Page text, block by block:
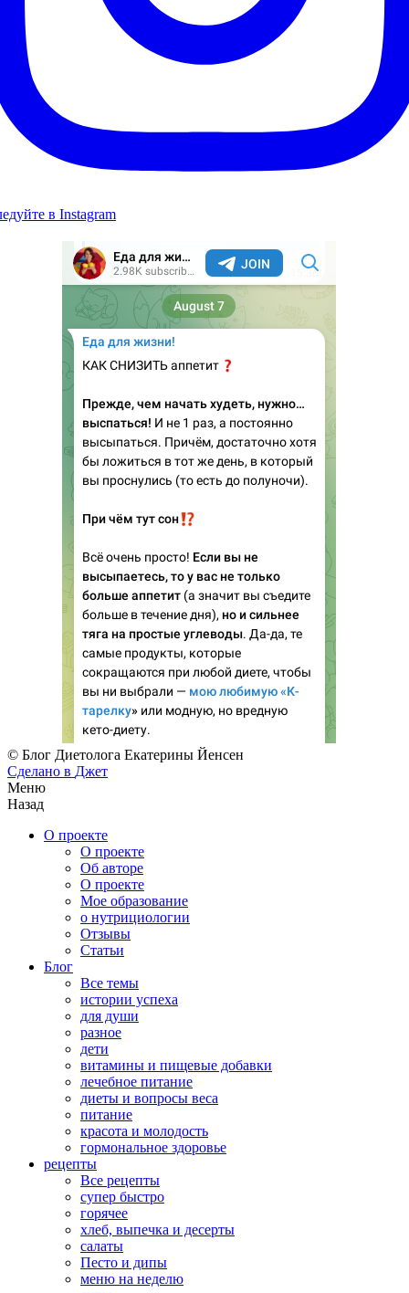
в Instagram
© Блог Диетолога Екатерины Йенсен
Сделано в Джет
Меню
Назад
О проекте
О проекте
Об авторе
О проекте
Мое образование
о нутрициологии
Отзывы
Статьи
Блог
Все темы
истории успеха
для души
разное
дети
витамины и пищевые добавки
лечебное питание
диеты и вопросы веса
питание
красота и молодость
гормональное здоровье
рецепты
Все рецепты
супер быстро
горячее
хлеб, выпечка и десерты
салаты
Песто и дипы
меню на неделю